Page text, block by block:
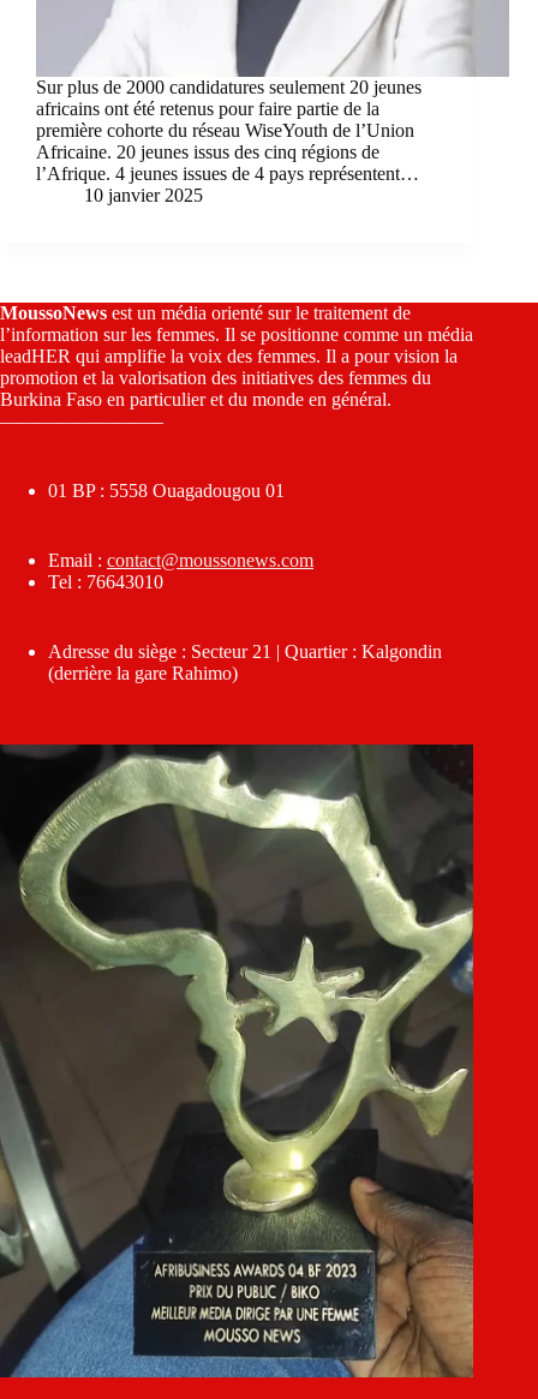
Sur plus de 2000 candidatures seulement 20 jeunes
africains ont été retenus pour faire partie de la
première cohorte du réseau WiseYouth de l’Union
Africaine. 20 jeunes issus des cinq régions de
l’Afrique. 4 jeunes issues de 4 pays représentent…
10 janvier 2025
MoussoNews est un média orienté sur le traitement de
l’information sur les femmes. Il se positionne comme un média
leadHER qui amplifie la voix des femmes. Il a pour vision la
promotion et la valorisation des initiatives des femmes du
Burkina Faso en particulier et du monde en général.
————————–
01 BP : 5558 Ouagadougou 01
Email : contact@moussonews.com
Tel : 76643010
Adresse du siège : Secteur 21 | Quartier : Kalgondin
(derrière la gare Rahimo)